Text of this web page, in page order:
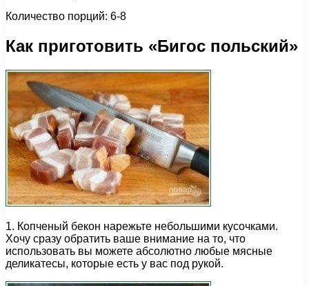
Количество порций: 6-8
Как приготовить «Бигос польский»
1. Копченый бекон нарежьте небольшими кусочками.
Хочу сразу обратить ваше внимание на то, что
использовать вы можете абсолютно любые мясные
деликатесы, которые есть у вас под рукой.